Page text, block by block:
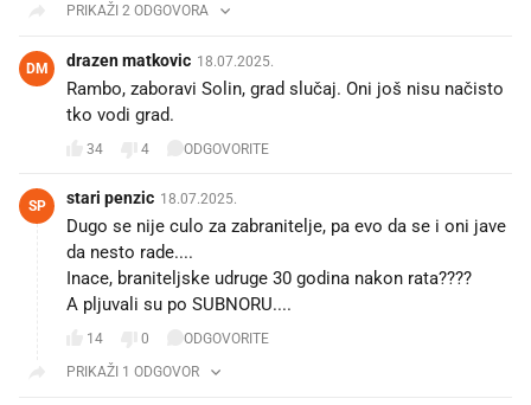
PRIKAŽI 2 ODGOVORA
DM drazen matkovic 18.07.2025.
Rambo, zaboravi Solin, grad slučaj. Oni još nisu načisto
tko vodi grad.
34 4 ODGOVORITE
SP stari penzic 18.07.2025.
Dugo se nije culo za zabranitelje, pa evo da se i oni jave
da nesto rade....
Inace, braniteljske udruge 30 godina nakon rata????
A pljuvali su po SUBNORU....
14 0
ODGOVORITE
PRIKAŽI 1 ODGOVOR